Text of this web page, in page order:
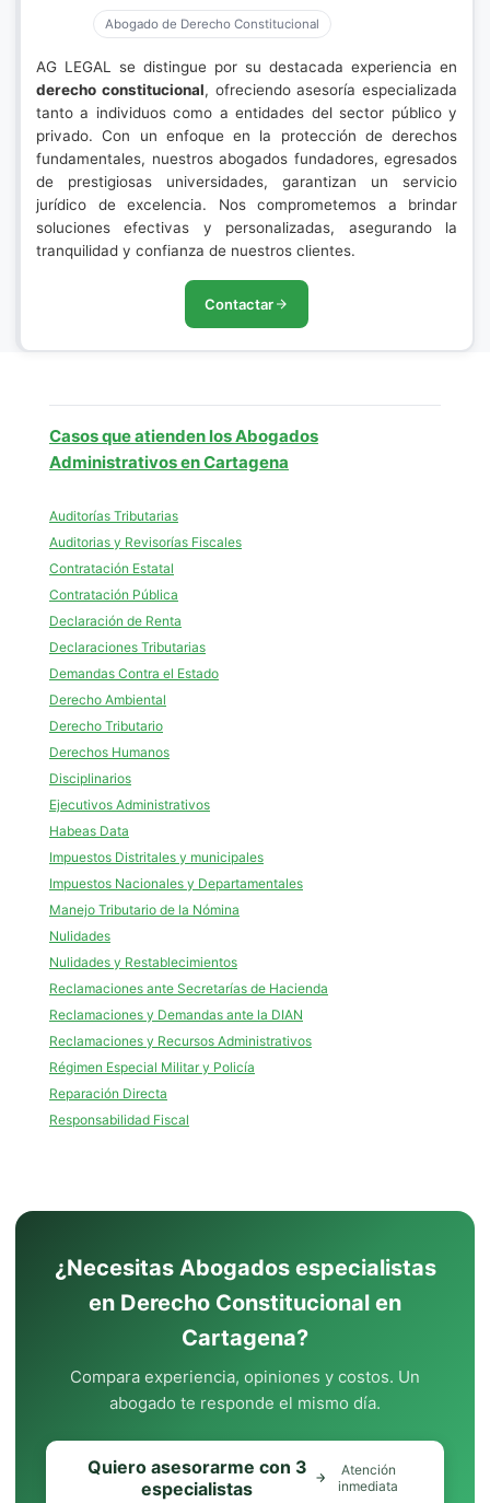
Abogado de Derecho Constitucional
AG LEGAL se distingue por su destacada experiencia en
derecho constitucional, ofreciendo asesoría especializada
tanto a individuos como a entidades del sector público y
privado. Con un enfoque en la protección de derechos
fundamentales, nuestros abogados fundadores, egresados
de prestigiosas universidades, garantizan un servicio
jurídico de excelencia. Nos comprometemos a brindar
soluciones efectivas y personalizadas, asegurando la
tranquilidad y confianza de nuestros clientes.
Contactar
Casos que atienden los Abogados
Administrativos en Cartagena
Auditorías Tributarias
Auditorias y Revisorías Fiscales
Contratación Estatal
Contratación Pública
Declaración de Renta
Declaraciones Tributarias
Demandas Contra el Estado
Derecho Ambiental
Derecho Tributario
Derechos Humanos
Disciplinarios
Ejecutivos Administrativos
Habeas Data
Impuestos Distritales y municipales
Impuestos Nacionales y Departamentales
Manejo Tributario de la Nómina
Nulidades
Nulidades y Restablecimientos
Reclamaciones ante Secretarías de Hacienda
Reclamaciones y Demandas ante la DIAN
Reclamaciones y Recursos Administrativos
Régimen Especial Militar y Policía
Reparación Directa
Responsabilidad Fiscal
¿Necesitas Abogados especialistas
en Derecho Constitucional en
Cartagena?
Compara experiencia, opiniones y costos. Un
abogado te responde el mismo día.
Quiero asesorarme con 3
especialistas
Atención
inmediata